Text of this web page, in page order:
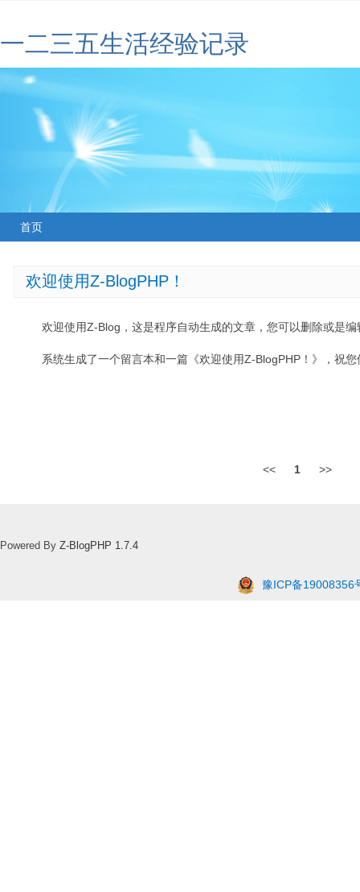
一二三五生活经验记录
首页
欢迎使用Z-BlogPHP！
欢迎使用Z-Blog，这是程序自动生成的文章，您可以删除或是编
系统生成了一个留言本和一篇《欢迎使用Z-BlogPHP！》，祝
<< 1 >>
Powered By Z-BlogPHP 1.7.4
豫ICP备19008356